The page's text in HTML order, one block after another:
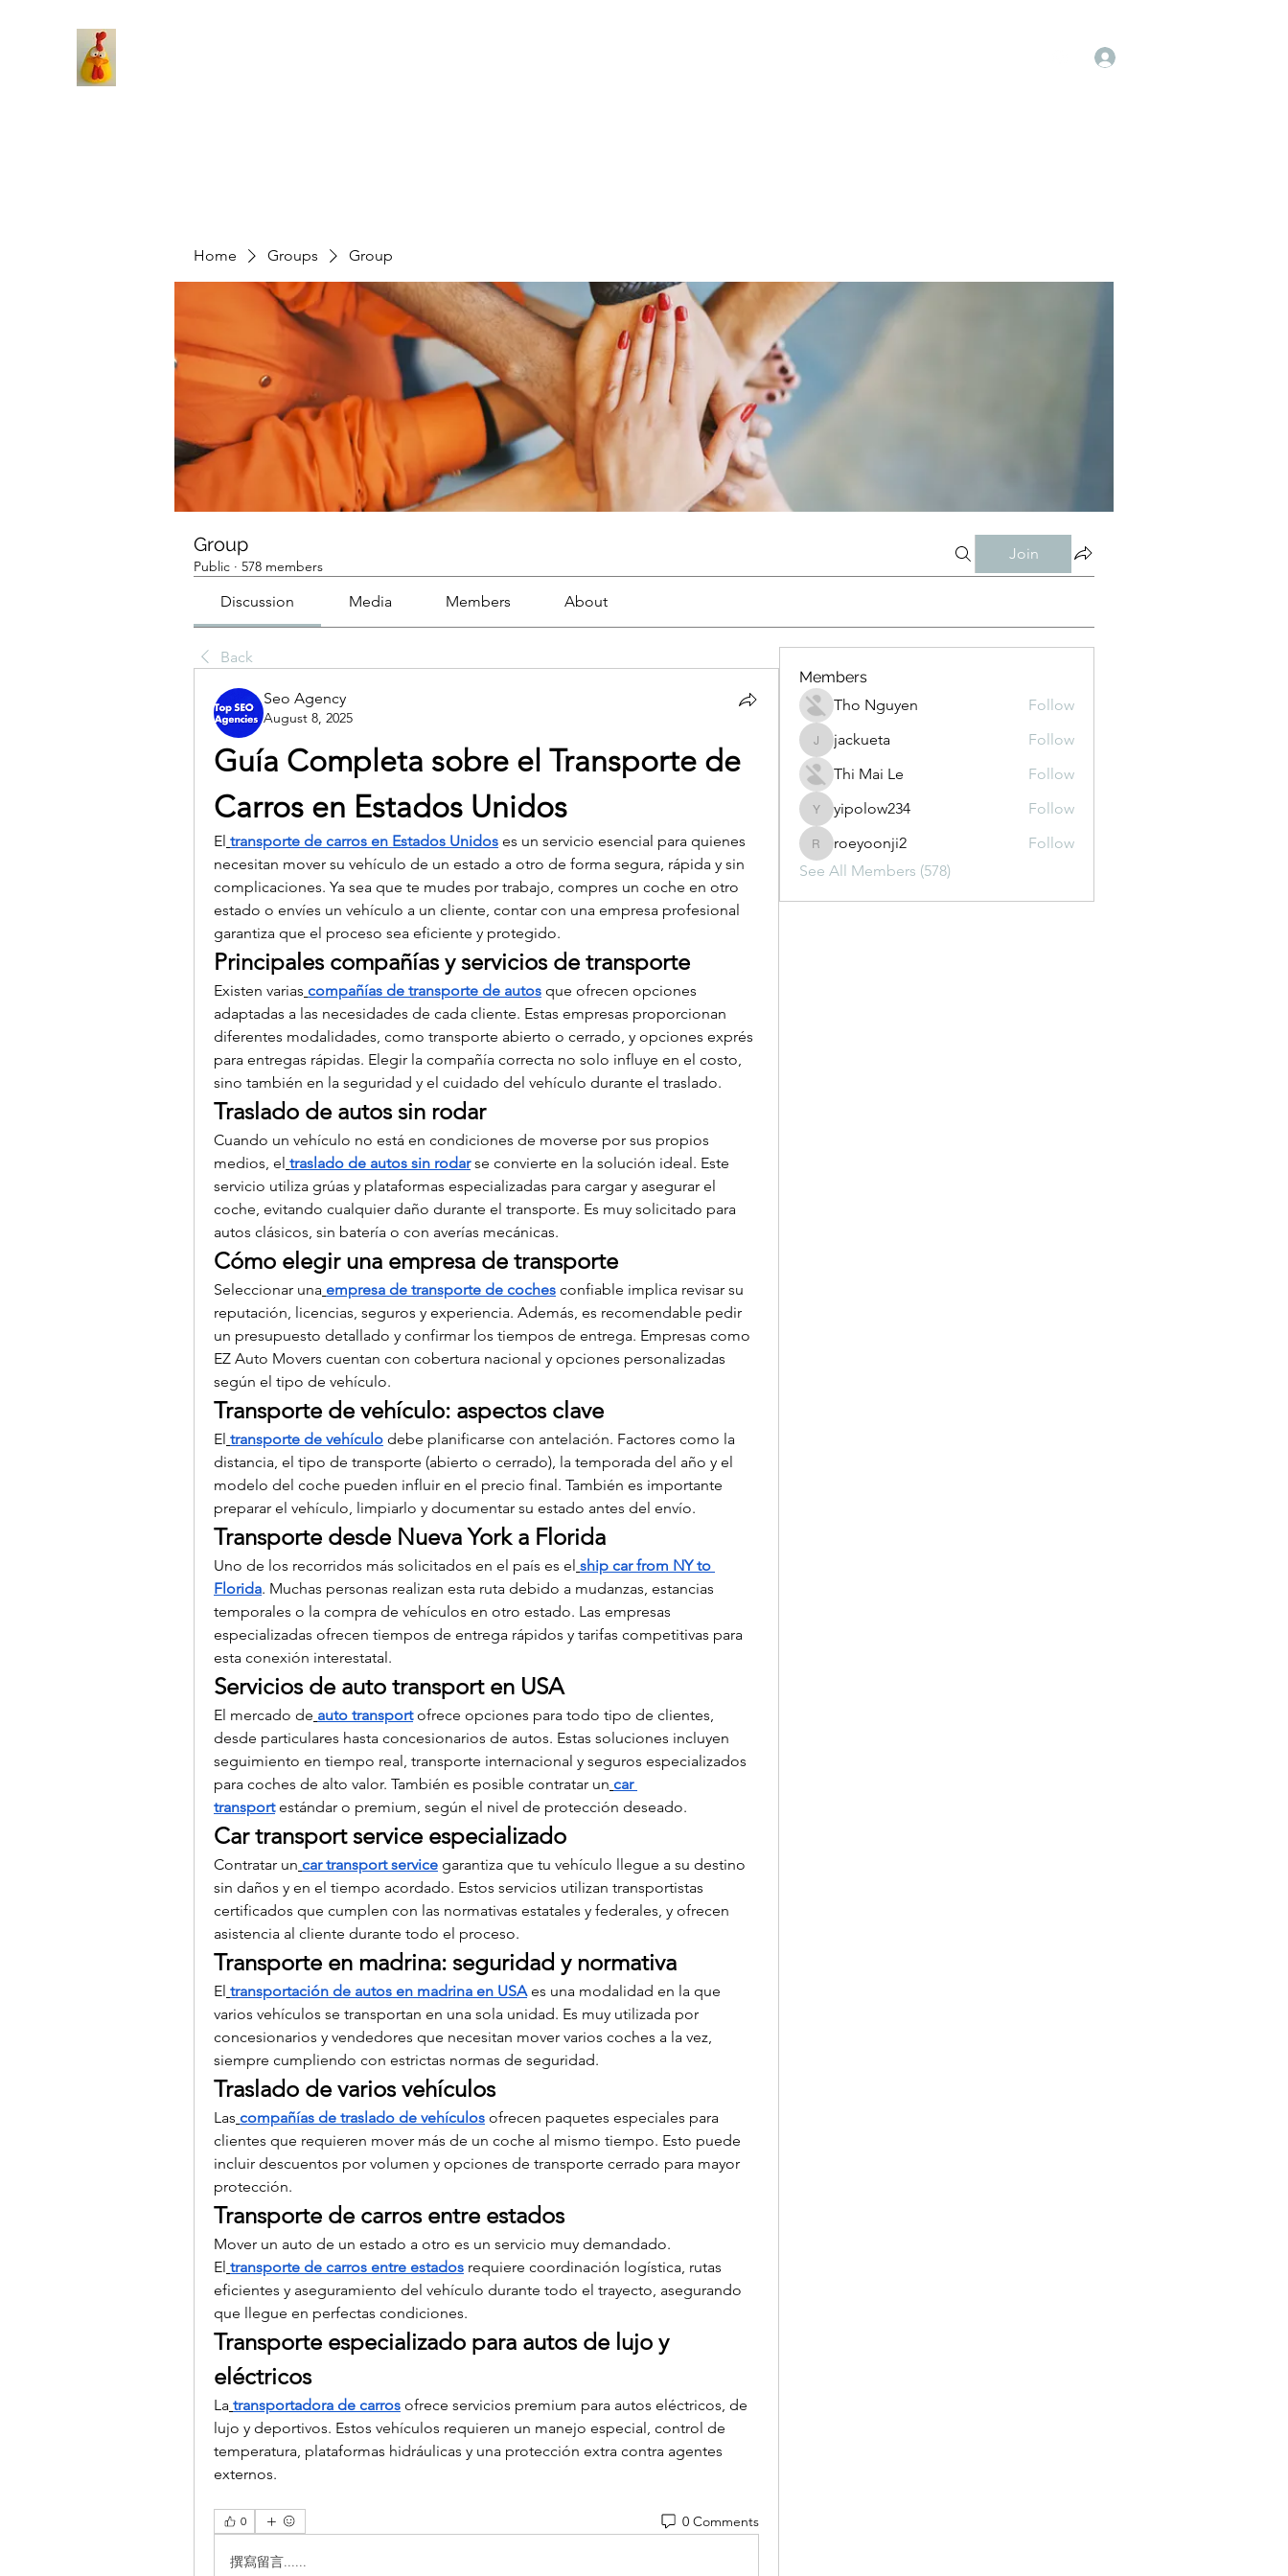
Home Groups Group
Group
Public · 578 members
Join
Discussion Media Members About
Back
Seo Agency
August 8, 2025
Guía Completa sobre el Transporte de
Carros en Estados Unidos
El transporte de carros en Estados Unidos es un servicio esencial para quienes
necesitan mover su vehículo de un estado a otro de forma segura, rápida y sin
complicaciones. Ya sea que te mudes por trabajo, compres un coche en otro
estado o envíes un vehículo a un cliente, contar con una empresa profesional
garantiza que el proceso sea eficiente y protegido.
Principales compañías y servicios de transporte
Existen varias compañías de transporte de autos que ofrecen opciones
adaptadas a las necesidades de cada cliente. Estas empresas proporcionan
diferentes modalidades, como transporte abierto o cerrado, y opciones exprés
para entregas rápidas. Elegir la compañía correcta no solo influye en el costo,
sino también en la seguridad y el cuidado del vehículo durante el traslado.
Traslado de autos sin rodar
Cuando un vehículo no está en condiciones de moverse por sus propios
medios, el traslado de autos sin rodar se convierte en la solución ideal. Este
servicio utiliza grúas y plataformas especializadas para cargar y asegurar el
coche, evitando cualquier daño durante el transporte. Es muy solicitado para
autos clásicos, sin batería o con averías mecánicas.
Cómo elegir una empresa de transporte
Seleccionar una empresa de transporte de coches confiable implica revisar su
reputación, licencias, seguros y experiencia. Además, es recomendable pedir
un presupuesto detallado y confirmar los tiempos de entrega. Empresas como
EZ Auto Movers cuentan con cobertura nacional y opciones personalizadas
según el tipo de vehículo.
Transporte de vehículo: aspectos clave
El transporte de vehículo debe planificarse con antelación. Factores como la
distancia, el tipo de transporte (abierto o cerrado), la temporada del año y el
modelo del coche pueden influir en el precio final. También es importante
preparar el vehículo, limpiarlo y documentar su estado antes del envío.
Transporte desde Nueva York a Florida
Uno de los recorridos más solicitados en el país es el ship car from NY to
Florida. Muchas personas realizan esta ruta debido a mudanzas, estancias
temporales o la compra de vehículos en otro estado. Las empresas
especializadas ofrecen tiempos de entrega rápidos y tarifas competitivas para
esta conexión interestatal.
Servicios de auto transport en USA
El mercado de auto transport ofrece opciones para todo tipo de clientes,
desde particulares hasta concesionarios de autos. Estas soluciones incluyen
seguimiento en tiempo real, transporte internacional y seguros especializados
para coches de alto valor. También es posible contratar un car
transport estándar o premium, según el nivel de protección deseado.
Car transport service especializado
Contratar un car transport service garantiza que tu vehículo llegue a su destino
sin daños y en el tiempo acordado. Estos servicios utilizan transportistas
certificados que cumplen con las normativas estatales y federales, y ofrecen
asistencia al cliente durante todo el proceso.
Transporte en madrina: seguridad y normativa
El transportación de autos en madrina en USA es una modalidad en la que
varios vehículos se transportan en una sola unidad. Es muy utilizada por
concesionarios y vendedores que necesitan mover varios coches a la vez,
siempre cumpliendo con estrictas normas de seguridad.
Traslado de varios vehículos
Las compañías de traslado de vehículos ofrecen paquetes especiales para
clientes que requieren mover más de un coche al mismo tiempo. Esto puede
incluir descuentos por volumen y opciones de transporte cerrado para mayor
protección.
Transporte de carros entre estados
Mover un auto de un estado a otro es un servicio muy demandado.
El transporte de carros entre estados requiere coordinación logística, rutas
eficientes y aseguramiento del vehículo durante todo el trayecto, asegurando
que llegue en perfectas condiciones.
Transporte especializado para autos de lujo y
eléctricos
La transportadora de carros ofrece servicios premium para autos eléctricos, de
lujo y deportivos. Estos vehículos requieren un manejo especial, control de
temperatura, plataformas hidráulicas y una protección extra contra agentes
externos.
0 0 Comments
撰寫留言......
Members
Tho Nguyen
Follow
jackueta
jackueta
Follow
Thi Mai Le
Follow
yipolow234
yipolow234 Follow
roeyoonji2
roeyoonji2
Follow
See All Members (578)